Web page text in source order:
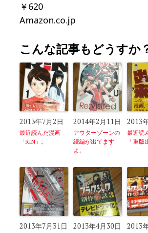
￥620
Amazon.co.jp
こんな記事もどうすか
2013年7月2日
最近読んだ漫画
「RIN」。
2014年2月11日
アウターゾーンの
続編が出てます
よ。
2013
最近読
「重版
2013年7月31日 2013年4月30日 2013